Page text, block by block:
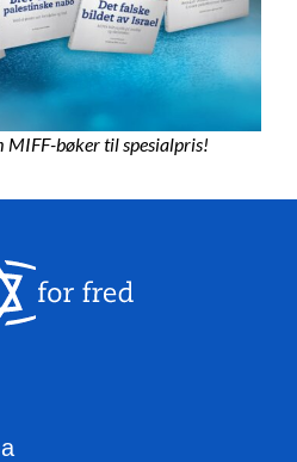
MIFF-bøker til spesialpris!